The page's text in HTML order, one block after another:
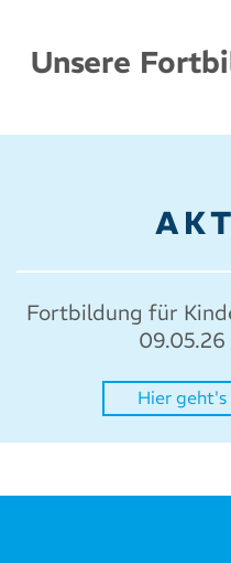
Unsere
Fortbildung für
Hier